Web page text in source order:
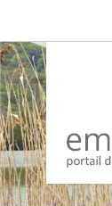
la
navigation
contenu